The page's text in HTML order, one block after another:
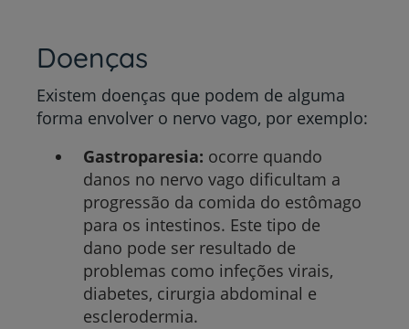
Doenças
Existem doenças que podem de alguma
forma envolver o nervo vago, por exemplo:
Gastroparesia: ocorre quando
danos no nervo vago dificultam a
progressão da comida do estômago
para os intestinos. Este tipo de
dano pode ser resultado de
problemas como infeções virais,
diabetes, cirurgia abdominal e
esclerodermia.